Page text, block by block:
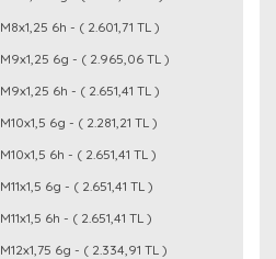
M8x1,25 6h - ( 2.601,71 TL )
M9x1,25 6g - ( 2.965,06 TL )
M9x1,25 6h - ( 2.651,41 TL )
M10x1,5 6g - ( 2.281,21 TL )
M10x1,5 6h - ( 2.651,41 TL )
M11x1,5 6g - ( 2.651,41 TL )
M11x1,5 6h - ( 2.651,41 TL )
M12x1,75 6g - ( 2.334,91 TL )